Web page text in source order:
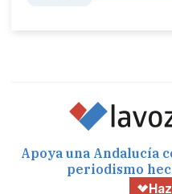
Apoya una Andalucía
periodismo